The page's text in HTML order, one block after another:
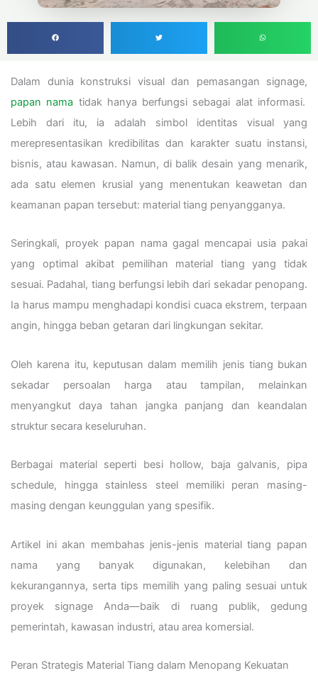
Dalam dunia konstruksi visual dan pemasangan signage,
papan nama tidak hanya berfungsi sebagai alat informasi.
Lebih dari itu, ia adalah simbol identitas visual yang
merepresentasikan kredibilitas dan karakter suatu instansi,
bisnis, atau kawasan. Namun, di balik desain yang menarik,
ada satu elemen krusial yang menentukan keawetan dan
keamanan papan tersebut: material tiang penyangganya.
Seringkali, proyek papan nama gagal mencapai usia pakai
yang optimal akibat pemilihan material tiang yang tidak
sesuai. Padahal, tiang berfungsi lebih dari sekadar penopang.
Ia harus mampu menghadapi kondisi cuaca ekstrem, terpaan
angin, hingga beban getaran dari lingkungan sekitar.
Oleh karena itu, keputusan dalam memilih jenis tiang bukan
sekadar persoalan harga atau tampilan, melainkan
menyangkut daya tahan jangka panjang dan keandalan
struktur secara keseluruhan.
Berbagai material seperti besi hollow, baja galvanis, pipa
schedule, hingga stainless steel memiliki peran masing-
masing dengan keunggulan yang spesifik.
Artikel ini akan membahas jenis-jenis material tiang papan
nama yang banyak digunakan, kelebihan dan
kekurangannya, serta tips memilih yang paling sesuai untuk
proyek signage Anda—baik di ruang publik, gedung
pemerintah, kawasan industri, atau area komersial.
Peran Strategis Material Tiang dalam Menopang Kekuatan